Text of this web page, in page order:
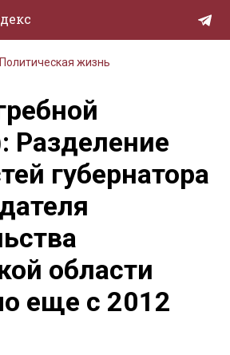
Политическая жизнь
Разделение
губернатора
области
еще с 2012